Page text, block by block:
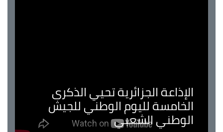
الإذاعة الجزائرية تحيي الذكرى
الخامسة لليوم الوطني للجيش
الوطني الشعبي